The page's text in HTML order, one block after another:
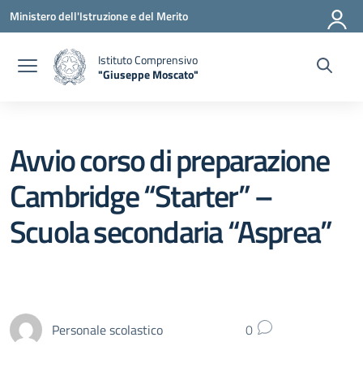
Vai ai contenuti
Vai al menu di navigazione
Vai al footer
Ministero dell'Istruzione e del Merito
Istituto Comprensivo
"Giuseppe Moscato"
Avvio corso di preparazione
Cambridge “Starter” –
Scuola secondaria “Asprea”
Personale scolastico 0